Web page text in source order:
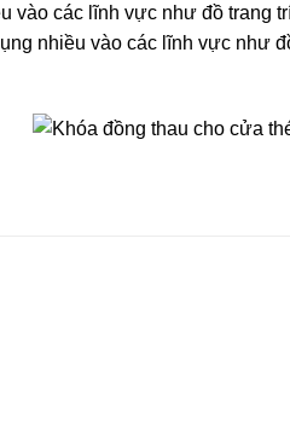
các lĩnh vực như đồ trang
nhiều vào các lĩnh vực như